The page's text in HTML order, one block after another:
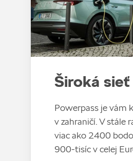
Široká
Powerpass je vám
v zahraničí. V stále
viac ako 2400
900-tisíc v celej